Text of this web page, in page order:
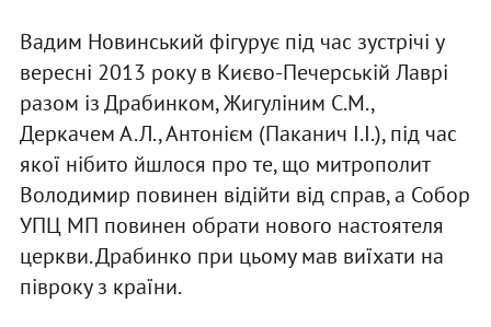
Вадим Новинський фігурує під час зустрічі у
вересні 2013 року в Києво-Печерській Лаврі
разом із Драбинком, Жигуліним С.М.,
Деркачем А.Л., Антонієм (Паканич І.І.), під час
якої нібито йшлося про те, що митрополит
Володимир повинен відійти від справ, а Собор
УПЦ МП повинен обрати нового настоятеля
церкви. Драбинко при цьому мав виїхати на
півроку з країни.